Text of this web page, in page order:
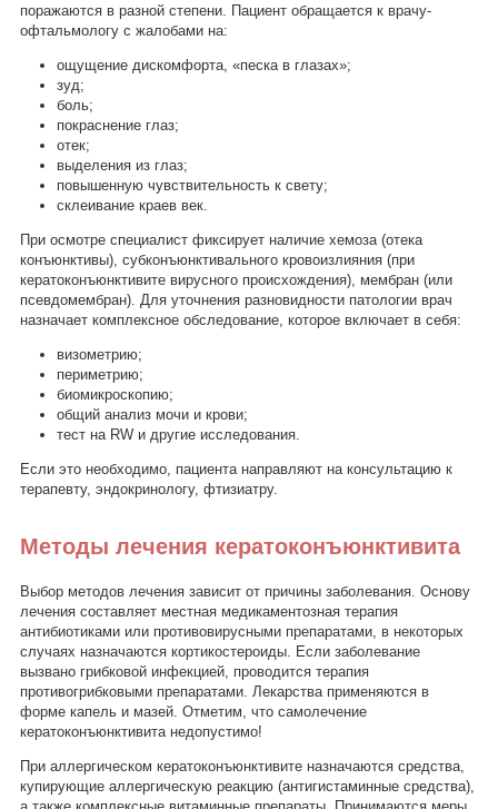
поражаются в разной степени. Пациент обращается к врачу-
офтальмологу с жалобами на:
ощущение дискомфорта, «песка в глазах»;
зуд;
боль;
покраснение глаз;
отек;
выделения из глаз;
повышенную чувствительность к свету;
склеивание краев век.
При осмотре специалист фиксирует наличие хемоза (отека
конъюнктивы), субконъюнктивального кровоизлияния (при
кератоконъюнктивите вирусного происхождения), мембран (или
псевдомембран). Для уточнения разновидности патологии врач
назначает комплексное обследование, которое включает в себя:
визометрию;
периметрию;
биомикроскопию;
общий анализ мочи и крови;
тест на RW и другие исследования.
Если это необходимо, пациента направляют на консультацию к
терапевту, эндокринологу, фтизиатру.
Методы лечения кератоконъюнктивита
Выбор методов лечения зависит от причины заболевания. Основу
лечения составляет местная медикаментозная терапия
антибиотиками или противовирусными препаратами, в некоторых
случаях назначаются кортикостероиды. Если заболевание
вызвано грибковой инфекцией, проводится терапия
противогрибковыми препаратами. Лекарства применяются в
форме капель и мазей. Отметим, что самолечение
кератоконъюнктивита недопустимо!
При аллергическом кератоконъюнктивите назначаются средства,
купирующие аллергическую реакцию (антигистаминные средства),